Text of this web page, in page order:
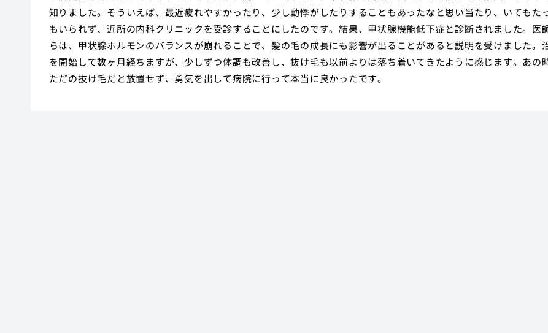
知りました。そういえば、最近疲れやすかったり、少し動悸がしたりすることもあったなと思い当たり、いてもた
もいられず、近所の内科クリニックを受診することにしたのです。結果、甲状腺機能低下症と診断されました。医
らは、甲状腺ホルモンのバランスが崩れることで、髪の毛の成長にも影響が出ることがあると説明を受けました。
を開始して数ヶ月経ちますが、少しずつ体調も改善し、抜け毛も以前よりは落ち着いてきたように感じます。あの時
ただの抜け毛だと放置せず、勇気を出して病院に行って本当に良かったです。